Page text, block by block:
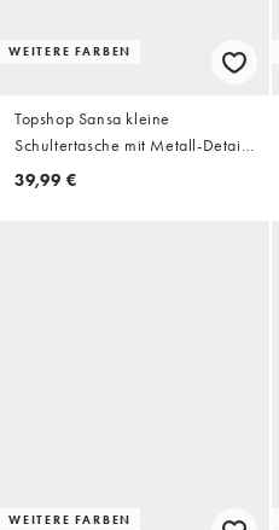
WEITERE FARBEN
Topshop Sansa kleine
Schultertasche mit Metall-Details
in Schwarz
39,99 €
WEITERE FARBEN